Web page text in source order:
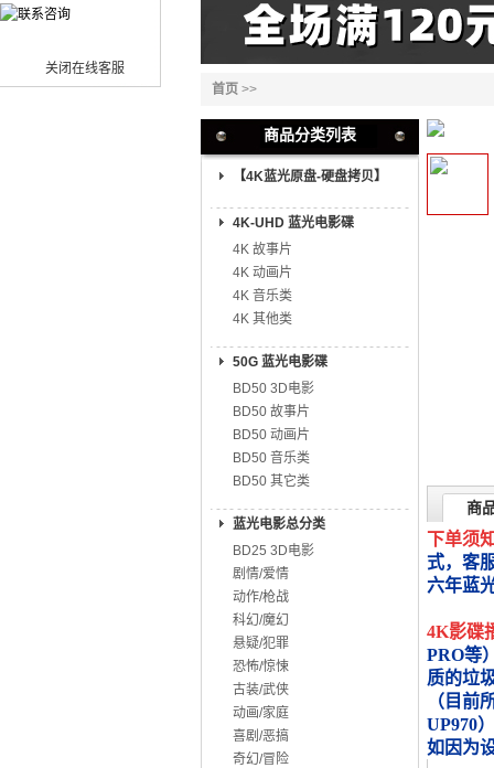
关闭在线客服
首页 >>
商品分类列表
【4K蓝光原盘-硬盘拷贝】
4K-UHD 蓝光电影碟
4K 故事片
4K 动画片
4K 音乐类
4K 其他类
50G 蓝光电影碟
BD50 3D电影
BD50 故事片
BD50 动画片
BD50 音乐类
BD50 其它类
蓝光电影总分类
BD25 3D电影
剧情/爱情
动作/枪战
科幻/魔幻
悬疑/犯罪
恐怖/惊悚
古装/武侠
动画/家庭
喜剧/恶搞
奇幻/冒险
商
下单须
式，客
六年蓝
4K影碟
PRO等
质的垃圾
（目前
UP970）
如因为